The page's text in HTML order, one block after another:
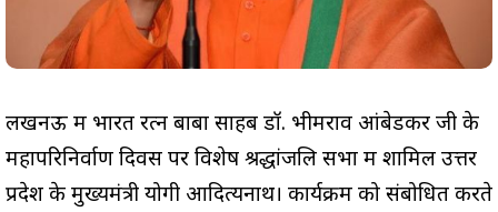
लखनऊ में भारत रत्न बाबा साहब डॉ. भीमराव आंबेडकर जी के
महापरिनिर्वाण दिवस पर विशेष श्रद्धांजलि सभा में शामिल उत्तर
प्रदेश के मुख्यमंत्री योगी आदित्यनाथ। कार्यक्रम को संबोधित करते